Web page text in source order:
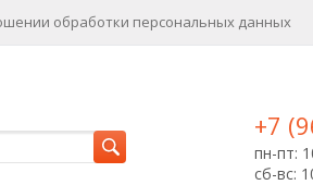
обработки персональных данныx
+7
пн-пт:
сб-вс: